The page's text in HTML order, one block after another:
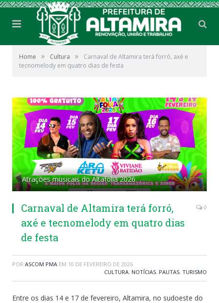
Home » Cultura »
Carnaval de Altamira terá forró, axé e
tecnomelody em quatro dias de festa
Atrações musicais do Altafolia 2026.
Carnaval de Altamira terá forró,
axé e tecnomelody em quatro dias
de festa
0
POR ASCOM PMA EM 10 DE FEVEREIRO DE 2026
CULTURA, NOTÍCIAS, PAUTAS, TURISMO
Entre os dias 14 e 17 de fevereiro, Altamira, no sudoeste do